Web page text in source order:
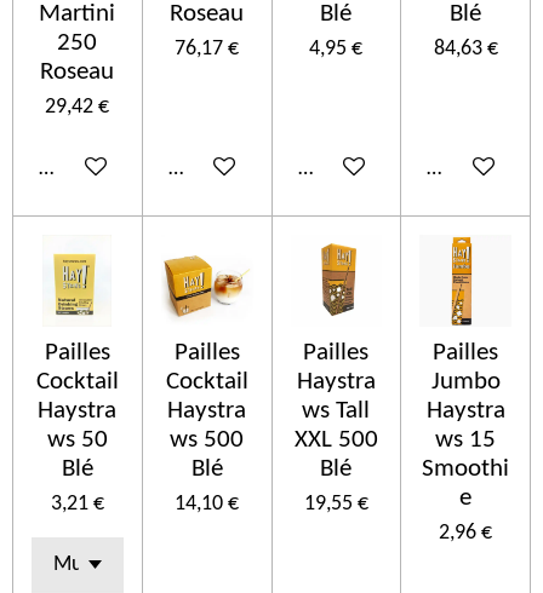
Martini
250
Roseau
29,42 €
In den Warenkorb
Roseau
76,17 €
In den Warenkorb
Blé
4,95 €
In den Warenkorb
Blé
84,63 €
In den
Pailles
Cocktail
Haystra
ws 50
Blé
3,21 €
Pailles
Cocktail
Haystra
ws 500
Blé
14,10 €
Pailles
Haystra
ws Tall
XXL 500
Blé
19,55 €
Pailles
Jumbo
Haystra
ws 15
Smoothi
e
2,96 €